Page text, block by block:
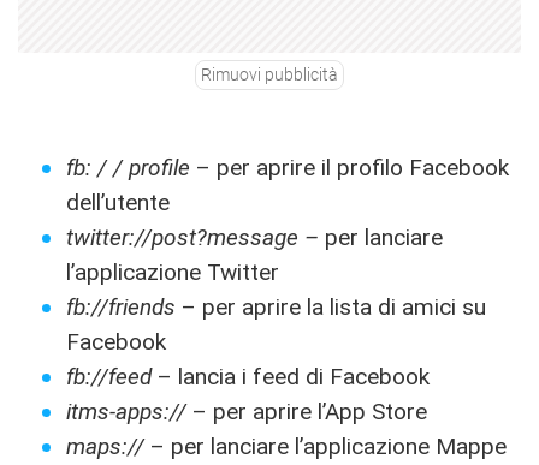
Rimuovi pubblicità
fb: / / profile – per aprire il profilo Facebook
dell’utente
twitter://post?message – per lanciare
l’applicazione Twitter
fb://friends – per aprire la lista di amici su
Facebook
fb://feed– lancia i feed di Facebook
itms-apps://– per aprire l’App Store
maps://– per lanciare l’applicazione Mappe